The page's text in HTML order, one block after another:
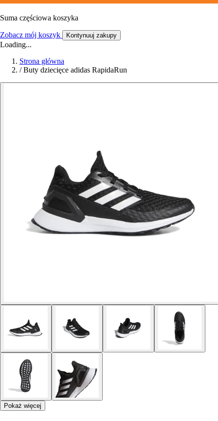
Suma częściowa koszyka
Zobacz mój koszyk Kontynuuj zakupy
Loading...
Strona główna
/ Buty dziecięce adidas RapidaRun
Pokaż więcej